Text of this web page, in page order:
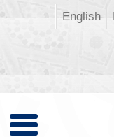
English